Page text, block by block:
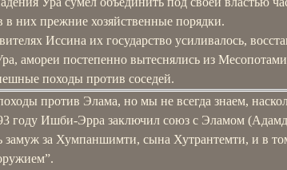
в них прежние хозяйственные порядки.
Иссина их государство усиливалось,
амореи постепенно вытеснялись из
походы против соседей.
против Элама, но мы не всегда знаем,
году Ишби-Эрра заключил союз с Эламом
замуж за Хумпаншимти, сына Хутрантемти, и в